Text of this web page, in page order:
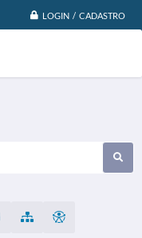
LOGIN / CADASTRO